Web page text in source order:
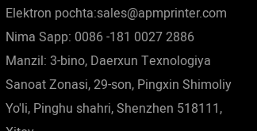
Elektron pochta:sales@apmprinter.com
Nima Sapp: 0086 -181 0027 2886
Manzil: 3-bino, Daerxun Texnologiya
Sanoat Zonasi, 29-son, Pingxin Shimoliy
Yo'li, Pinghu shahri, Shenzhen 518111,